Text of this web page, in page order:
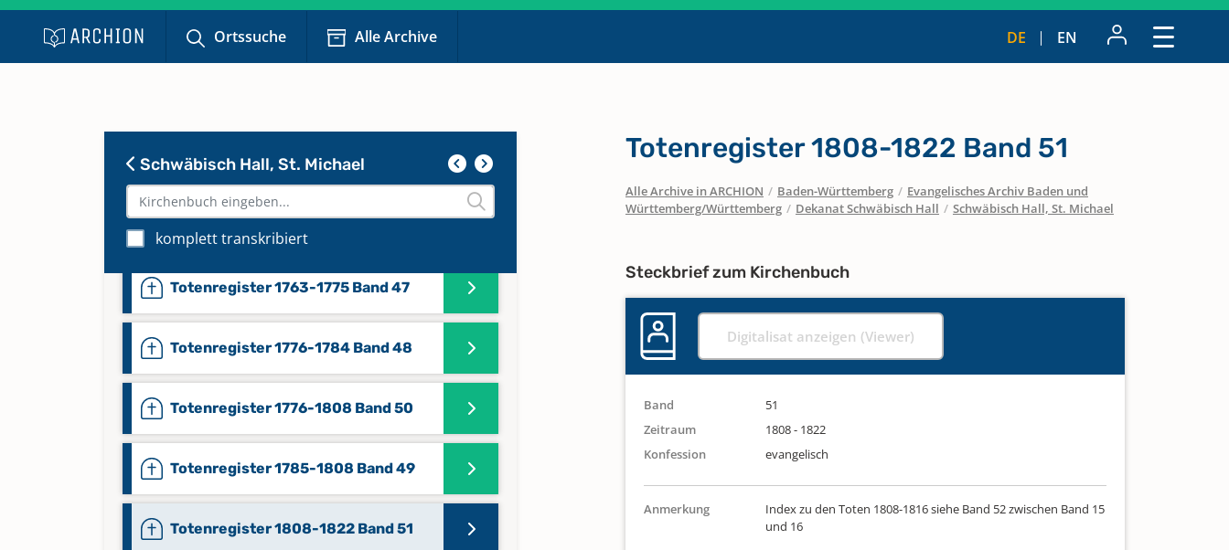
Ortssuche Alle Archive DE EN
Schwäbisch Hall, St. Michael
komplett transkribiert
Totenregister 1718-1737 Band 43
Totenregister 1738-1762 Band 45
Totenregister 1763-1775 Band 47
Totenregister 1776-1784 Band 48
Totenregister 1776-1808 Band 50
Totenregister 1785-1808 Band 49
Totenregister 1808-1822 Band 51
Totenregister 1808-1822 Band 51
Alle Archive in ARCHION / Baden-Württemberg / Evangelisches Archiv Baden und
Württemberg/Württemberg / Dekanat Schwäbisch Hall / Schwäbisch Hall, St. Michael
Steckbrief zum Kirchenbuch
Digitalisat anzeigen (Viewer)
Band
51
Zeitraum
1808 - 1822
Konfession
evangelisch
Anmerkung
Index zu den Toten 1808-1816 siehe Band 52 zwischen Band 15
und 16